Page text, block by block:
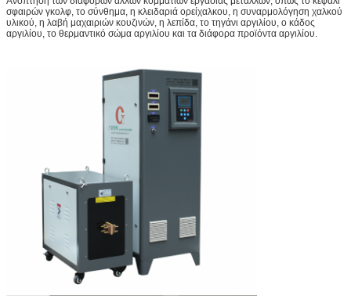
σφαιρών γκολφ, το σύνθημα, η κλειδαριά ορείχαλκου, η συναρμολόγηση χαλκού
υλικού, η λαβή μαχαιριών κουζινών, η λεπίδα, το τηγάνι αργιλίου, ο κάδος
αργιλίου, το θερμαντικό σώμα αργιλίου και τα διάφορα προϊόντα αργιλίου.